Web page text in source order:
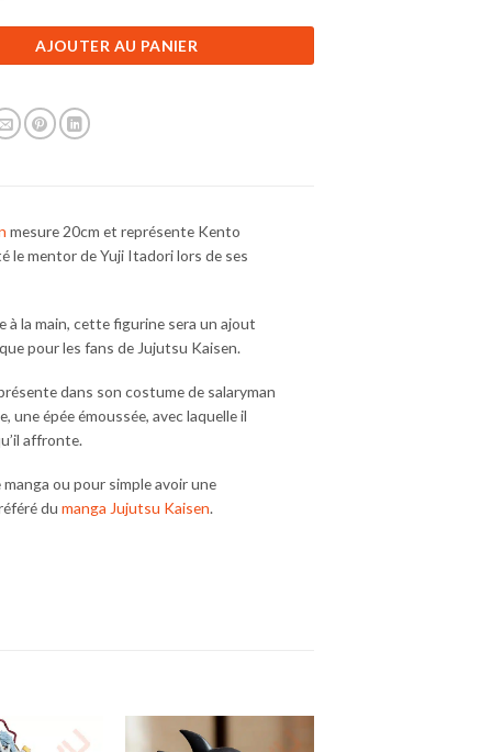
AJOUTER AU PANIER
mesure 20cm et représente Kento
le mentor de Yuji Itadori lors de ses
à la main, cette figurine sera un ajout
pour les fans de Jujutsu Kaisen.
dans son costume de salaryman
une épée émoussée, avec laquelle il
affronte.
ou pour simple avoir une
dumanga Jujutsu Kaisen.